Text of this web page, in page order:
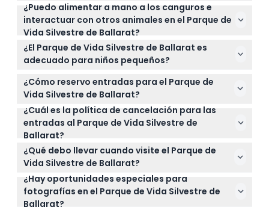
El Parque de Vida Silvestre de Ballarat está abierto
diariamente de 9:00 AM a 5:00 PM, y solo cierra el 25
de diciembre (sujeto a cambios — por favor
confirme en el momento de la reserva).
¿Puedo alimentar a mano a los canguros e
interactuar con otros animales en el Parque de
Vida Silvestre de Ballarat?
¡Sí! El parque ofrece oportunidades para alimentar
a mano a más de 100 canguros que deambulan
libremente, y también puedes tener encuentros
cercanos con koalas, wombats e incluso alimentar
a tigres de Sumatra.
¿El Parque de Vida Silvestre de Ballarat es
adecuado para niños pequeños?
Absolutamente. Los niños de 0 a 4 años entran
gratis, y los de 5 a 15 años necesitan un boleto. Es
adecuadas para todas las edades.
¿Cómo reservo entradas para el Parque de
Vida Silvestre de Ballarat?
Puedes reservar tus entradas cómodamente en
línea aquí mismo en nuestro sitio web, asegurando
tu visita con anticipación.
¿Cuál es la política de cancelación para las
entradas al Parque de Vida Silvestre de
Ballarat?
Las entradas no son reembolsables y no pueden
cancelarse, así que asegúrate de tener tus planes
¿Qué debo llevar cuando visite el Parque de
Vida Silvestre de Ballarat?
Se recomienda llevar zapatos cómodos para
caminar, ropa adecuada al clima, protección solar
y una cámara para esas memorables encuentros
¿Hay oportunidades especiales para
fotografías en el Parque de Vida Silvestre de
Ballarat?